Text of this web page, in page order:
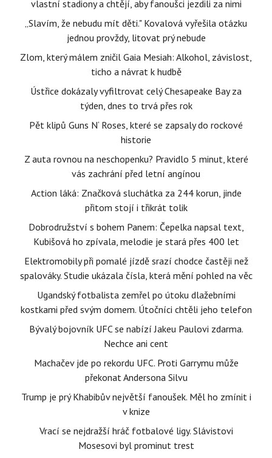
vlastní stadiony a chtějí, aby fanoušci jezdili za nimi
„Slavím, že nebudu mít děti." Kovalová vyřešila otázku
jednou provždy, litovat prý nebude
Zlom, který málem zničil Gaia Mesiah: Alkohol, závislost,
ticho a návrat k hudbě
Ústřice dokázaly vyfiltrovat celý Chesapeake Bay za
týden, dnes to trvá přes rok
Pět klipů Guns N‘ Roses, které se zapsaly do rockové
historie
Z auta rovnou na neschopenku? Pravidlo 5 minut, které
vás zachrání před letní angínou
Action láká: Značková sluchátka za 244 korun, jinde
přitom stojí i třikrát tolik
Dobrodružství s bohem Panem: Čepelka napsal text,
Kubišová ho zpívala, melodie je stará přes 400 let
Elektromobily při pomalé jízdě srazí chodce častěji než
spalováky. Studie ukázala čísla, která mění pohled na věc
Ugandský fotbalista zemřel po útoku dlažebními
kostkami před svým domem. Útočníci chtěli jeho telefon
Bývalý bojovník UFC se nabízí Jakeu Paulovi zdarma.
Nechce ani cent
Machačev jde po rekordu UFC. Proti Garrymu může
překonat Andersona Silvu
Trump je prý Khabibův největší fanoušek. Měl ho zmínit i
v knize
Vrací se nejdražší hráč fotbalové ligy. Slávistovi
Mosesovi byl prominut trest